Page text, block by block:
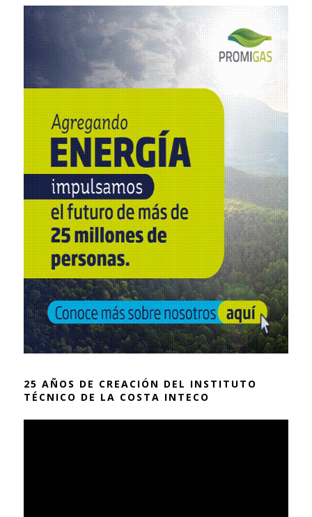
25 AÑOS DE CREACIÓN DEL INSTITUTO
TÉCNICO DE LA COSTA INTECO